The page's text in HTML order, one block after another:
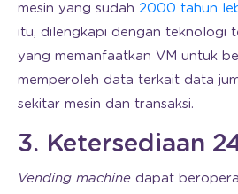
mesin yang sudah 2000 tahun
itu, dilengkapi dengan teknologi
yang memanfaatkan VM untuk
memperoleh data terkait data
sekitar mesin dan transaksi.
3. Ketersediaan
Vending machine dapat